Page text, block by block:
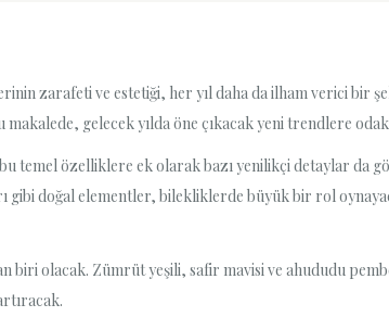
zarafeti ve estetiği, her yıl daha da ilham verici bir
gelecek yılda öne çıkacak yeni trendlere
temel özelliklere ek olarak bazı yenilikçi detaylar da
doğal elementler, bilekliklerde büyük bir rol
olacak. Zümrüt yeşili, safir mavisi ve ahududu